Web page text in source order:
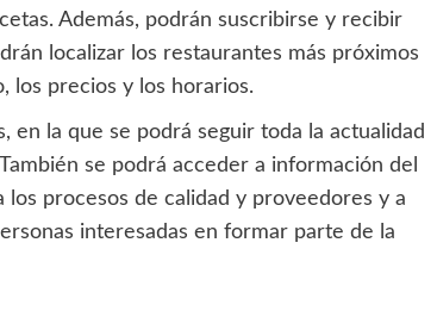
Además, podrán suscribirse y recibir
localizar los restaurantes más próximos
los precios y los horarios.
en la que se podrá seguir toda la actualidad
se podrá acceder a información del
procesos de calidad y proveedores y a
interesadas en formar parte de la